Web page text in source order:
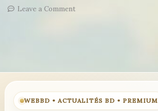
Leave a Commenton
selon
Loïc »
censurée
WEBBD • ACTUALITÉS BD • PREMIUM